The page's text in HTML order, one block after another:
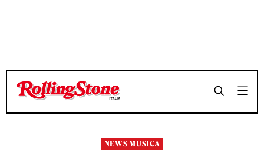
TEMPO DI LETTURA 4 MINUTI SHARE
TEMPO DI LETTURA 4 MINUTI SHARE
NEWS MUSICA